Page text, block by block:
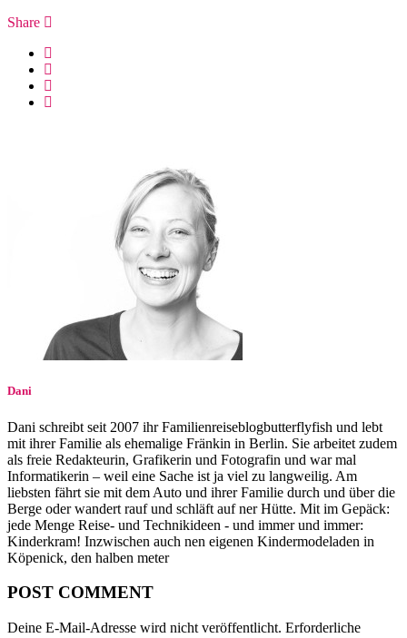
Share
Dani
Dani schreibt seit 2007 ihr Familienreiseblogbutterflyfish und lebt
mit ihrer Familie als ehemalige Fränkin in Berlin. Sie arbeitet zudem
als freie Redakteurin, Grafikerin und Fotografin und war mal
Informatikerin – weil eine Sache ist ja viel zu langweilig. Am
liebsten fährt sie mit dem Auto und ihrer Familie durch und über die
Berge oder wandert rauf und schläft auf ner Hütte. Mit im Gepäck:
jede Menge Reise- und Technikideen - und immer und immer:
Kinderkram! Inzwischen auch nen eigenen Kindermodeladen in
Köpenick, den halben meter
POST COMMENT
Deine E-Mail-Adresse wird nicht veröffentlicht. Erforderliche